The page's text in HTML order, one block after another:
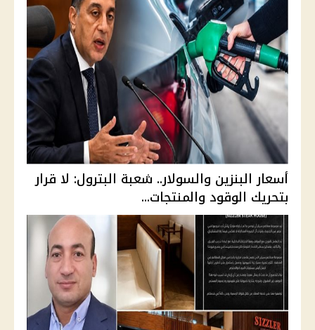
أسعار البنزين والسولار.. شعبة البترول: لا قرار
بتحريك الوقود والمنتجات...